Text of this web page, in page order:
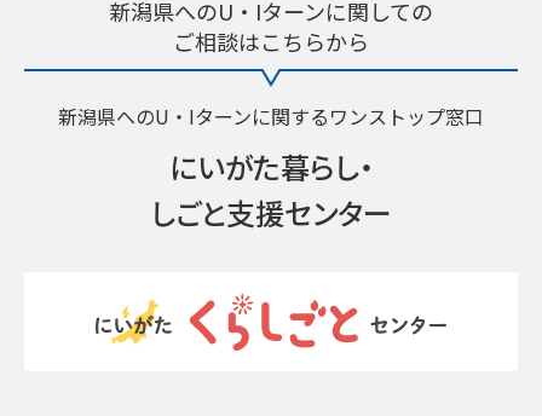
新潟県へのU・Iターンに関しての
ご相談はこちらから
新潟県へのU・Iターンに関するワンストップ窓口
にいがた暮らし・
しごと支援センター